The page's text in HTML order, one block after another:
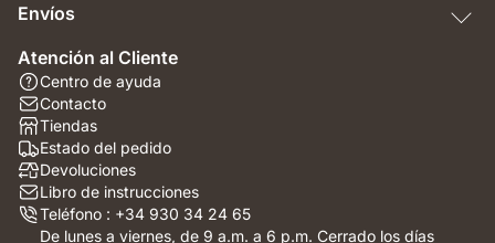
Envíos
Atención al Cliente
Centro de ayuda
Contacto
Tiendas
Estado del pedido
Devoluciones
Libro de instrucciones
Teléfono : +34 930 34 24 65
De lunes a viernes, de 9 a.m. a 6 p.m. Cerrado los días